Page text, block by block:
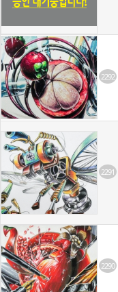
2292
2291
2290